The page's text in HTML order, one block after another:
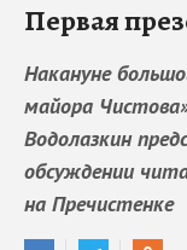
Первая
Накануне
майора
Водолазкин
обсуждении
на Пречистенке